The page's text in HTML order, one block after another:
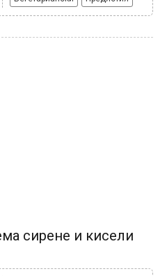
сирене и кисели